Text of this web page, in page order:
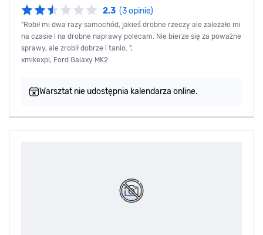
2.3 (3 opinie)
"Robił mi dwa razy samochód, jakieś drobne rzeczy ale zależało mi
na czasie i na drobne naprawy polecam. Nie bierze się za poważne
sprawy, ale zrobił dobrze i tanio. ",
xmikexpl, Ford Galaxy MK2
Warsztat nie udostępnia kalendarza online.